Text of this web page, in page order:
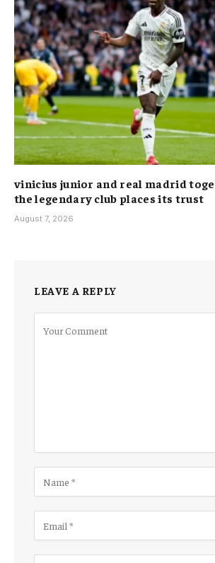
vinicius junior and real madrid
the legendary club places its trust
August 7, 2026
LEAVE A REPLY